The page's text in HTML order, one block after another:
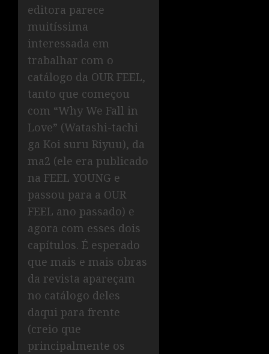
editora parece
muitíssima
interessada em
trabalhar com o
catálogo da OUR FEEL,
tanto que começou
com “Why We Fall in
Love” (Watashi-tachi
ga Koi suru Riyuu), da
ma2 (ele era publicado
na FEEL YOUNG e
passou para a OUR
FEEL ano passado) e
agora com esses dois
capítulos. É esperado
que mais e mais obras
da revista apareçam
no catálogo deles
daqui para frente
(creio que
principalmente os